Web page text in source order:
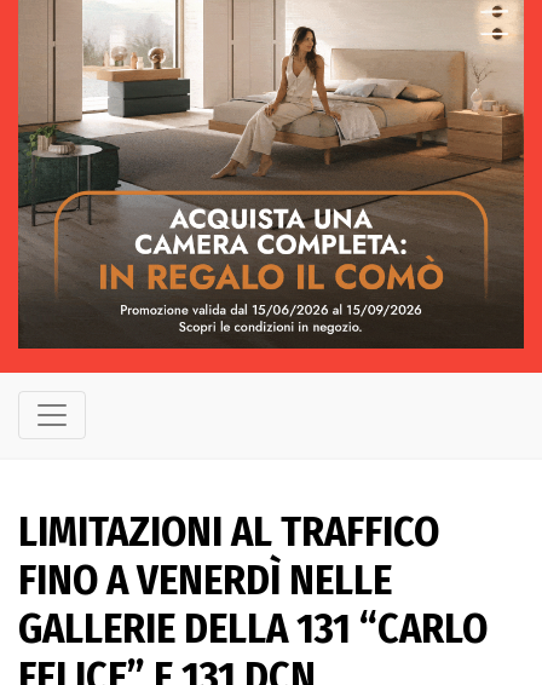
LIMITAZIONI AL TRAFFICO
FINO A VENERDÌ NELLE
GALLERIE DELLA 131 “CARLO